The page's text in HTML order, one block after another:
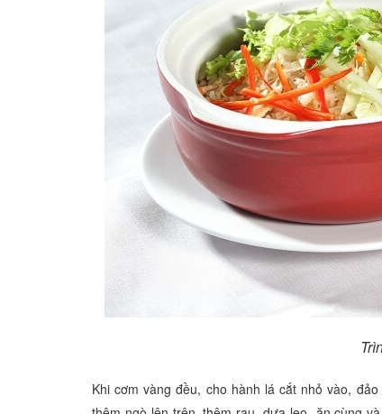
Khi cơm vàng đều, cho hành lá cắt nhỏ vào,